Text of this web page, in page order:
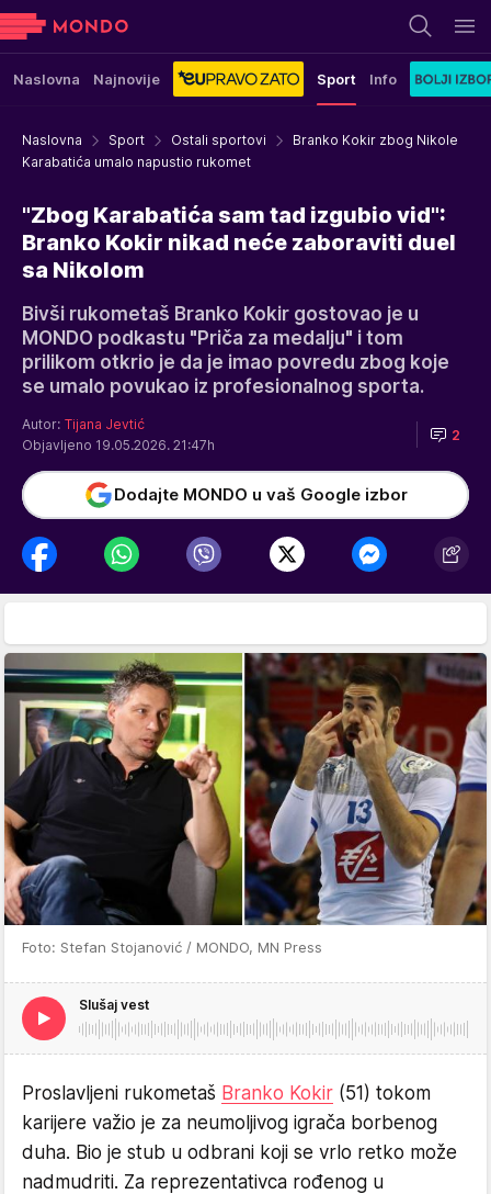
Naslovna Najnovije Sport Info
Naslovna Sport Ostali sportovi
Branko Kokir zbog Nikole
Karabatića umalo napustio rukomet
"Zbog Karabatića sam tad izgubio vid":
Branko Kokir nikad neće zaboraviti duel
sa Nikolom
Bivši rukometaš Branko Kokir gostovao je u
MONDO podkastu "Priča za medalju" i tom
prilikom otkrio je da je imao povredu zbog koje
se umalo povukao iz profesionalnog sporta.
Autor: Tijana Jevtić
Objavljeno 19.05.2026. 21:47h
2
Dodajte MONDO u vaš Google izbor
Foto: Stefan Stojanović / MONDO, MN Press
Slušaj vest
Proslavljeni rukometaš Branko Kokir (51) tokom
karijere važio je za neumoljivog igrača borbenog
duha. Bio je stub u odbrani koji se vrlo retko može
nadmudriti. Za reprezentativca rođenog u